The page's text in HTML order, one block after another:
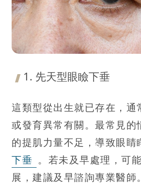
1. 先天型眼瞼下垂
這類型從出生就已存在，通
或發育異常有關。最常見的
的提肌力量不足，導致眼睛
下垂 。若未及早處理，可
展，建議及早諮詢專業醫師。